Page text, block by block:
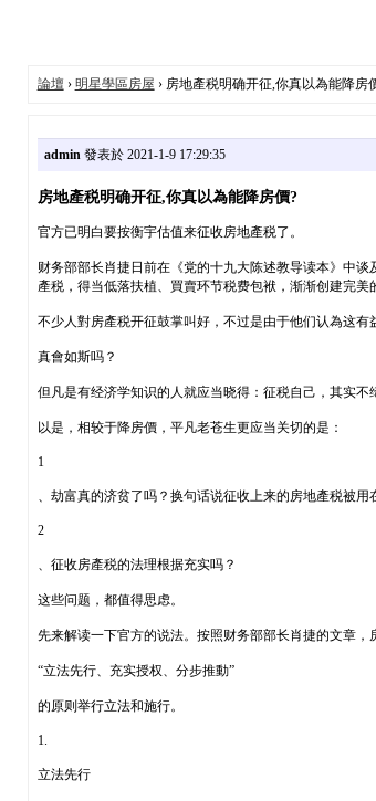
論壇› 明星學區房屋 › 房地產税明确开征,你真以為能降房
admin發表於 2021-1-9 17:29:35
房地產税明确开征,你真以為能降房價?
官方已明白要按衡宇估值来征收房地產税了。
财务部部长肖捷日前在《党的十九大陈述教导读本》中
產税，得当低落扶植、買賣环节税费包袱，渐渐创建完美
不少人對房產税开征鼓掌叫好，不过是由于他们认為这有
真會如斯吗？
但凡是有经济学知识的人就应当晓得：征税自己，其实不
以是，相较于降房價，平凡老苍生更应当关切的是：
1
、劫富真的济贫了吗？换句话说征收上来的房地產税被用
2
、征收房產税的法理根据充实吗？
这些问题，都值得思虑。
先来解读一下官方的说法。按照财务部部长肖捷的文章，
“立法先行、充实授权、分步推動”
的原则举行立法和施行。
1.
立法先行